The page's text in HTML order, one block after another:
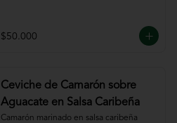
$50.000
Ceviche de Camarón sobre
Aguacate en Salsa Caribeña
Camarón marinado en salsa caribeña